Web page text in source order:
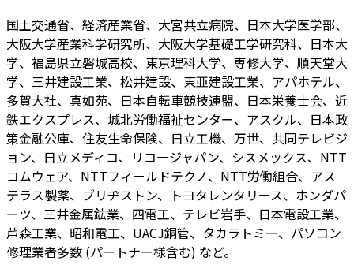
国土交通省、経済産業省、大宮共立病院、日本大学医学部、
大阪大学産業科学研究所、大阪大学基礎工学研究科、日本大
学、福島県立磐城高校、東京理科大学、専修大学、順天堂大
学、三井建設工業、松井建設、東亜建設工業、アパホテル、
多賀大社、真如苑、日本自転車競技連盟、日本栄養士会、近
鉄エクスプレス、城北労働福祉センター、アスクル、日本政
策金融公庫、住友生命保険、日立工機、万世、共同テレビジ
ョン、日立メディコ、リコージャパン、シスメックス、NTT
コムウェア、NTTフィールドテクノ、NTT労働組合、アス
テラス製薬、ブリヂストン、トヨタレンタリース、ホンダパ
ーツ、三井金属鉱業、四電工、テレビ岩手、日本電設工業、
芦森工業、昭和電工、UACJ銅管、タカラトミー、パソコン
修理業者多数 (パートナー様含む) など。